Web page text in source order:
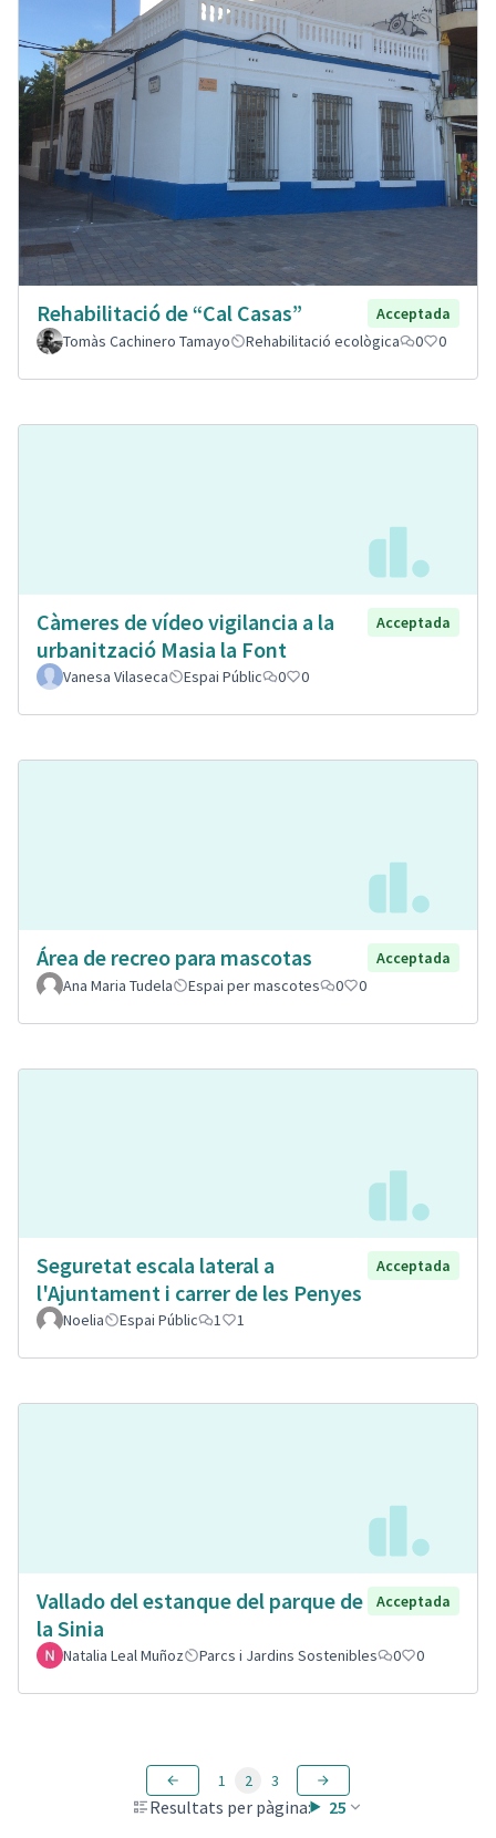
Rehabilitació de “Cal Casas”
Acceptada
Tomàs Cachinero Tamayo
Rehabilitació ecològica 0 0
Càmeres de vídeo vigilancia a la
urbanització Masia la Font
Acceptada
Vanesa Vilaseca Espai Públic 0 0
Área de recreo para mascotas
Acceptada
Ana Maria Tudela
Espai per mascotes 0 0
Seguretat escala lateral a
l'Ajuntament i carrer de les Penyes
Acceptada
Noelia Espai Públic 1 1
Vallado del estanque del parque de
la Sinia
Acceptada
Natalia Leal Muñoz Parcs i Jardins Sostenibles 0 0
Resultats per pàgina: 25
1 2 3